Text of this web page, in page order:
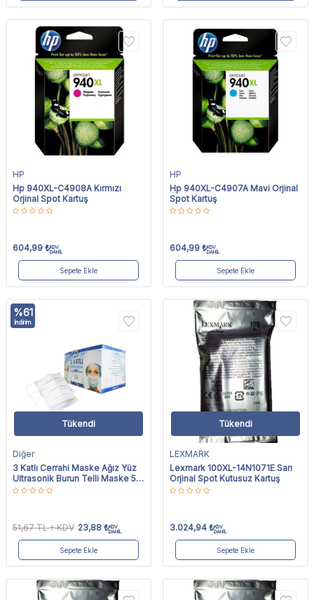
HP
Hp 940XL-C4908A Kırmızı
Orjinal Spot Kartuş
604,99 ₺KDV
DAHİL
Sepete Ekle
HP
Hp 940XL-C4907A Mavi Orjinal
Spot Kartuş
604,99 ₺KDV
DAHİL
Sepete Ekle
%61
İndirim
Tükendi
Diğer
3 Katlı Cerrahi Maske Ağız Yüz
Ultrasonik Burun Telli Maske 50
Adet
51,67TL KDV 23,88 ₺KDV
DAHİL
Sepete Ekle
Tükendi
LEXMARK
Lexmark 100XL-14N1071E Sarı
Orjinal Spot Kutusuz Kartuş
3.024,94 ₺KDV
DAHİL
Sepete Ekle